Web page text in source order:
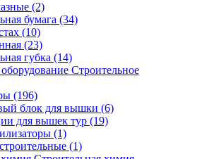
(2)
бумага (34)
(10)
(23)
губка (14)
Строительное
(196)
блок для вышки (6)
для вышек тур (19)
(1)
(1)